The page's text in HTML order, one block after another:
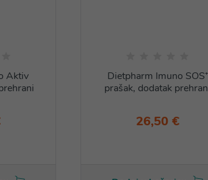
Aktiv
Dietpharm Imuno SOS⁺
prašak, dodatak
26,50 €